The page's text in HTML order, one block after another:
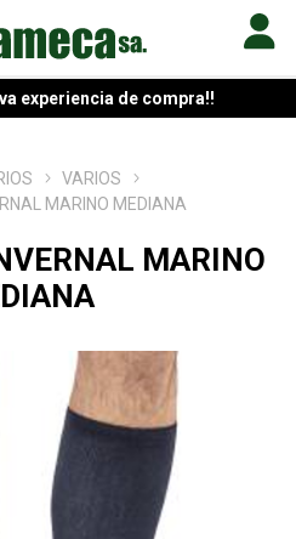
experiencia de compra!!
VARIOS
MARINO MEDIANA
MARINO